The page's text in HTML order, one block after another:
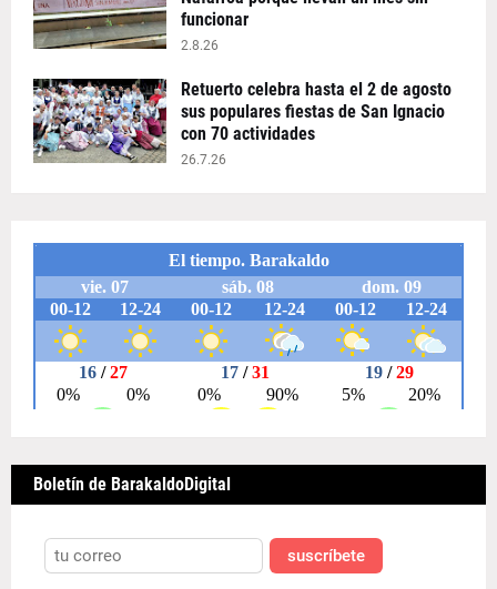
funcionar
2.8.26
Retuerto celebra hasta el 2 de agosto
sus populares fiestas de San Ignacio
con 70 actividades
26.7.26
Boletín de BarakaldoDigital
suscríbete